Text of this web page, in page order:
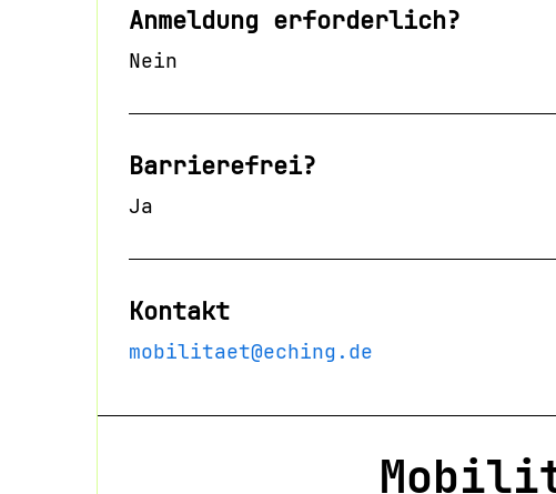
Anmeldung erforderlich?
Nein
Barrierefrei?
Ja
Kontakt
mobilitaet@eching.de